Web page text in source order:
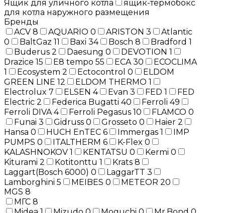
Ящик для уличного котла
ящик-термобокс
для котла наружного размещения
Бренды
ACV 8 AQUARIO 0 ARISTON 3
Atlantic
0
BaltGaz 11 Baxi 34 Bosch 8 Bradford 1
Buderus 2 Daesung 0 DEVOTION 1
Drazice 15 E8 tempo 55 ECA 30
ECOCLIMA
1
Ecosystem 2 Ectocontrol 0
ELDOM
GREEN LINE 12 ELDOM THERMO 1
Electrolux 7 ELSEN 4 Evan 3 FED 1
FED
Electric 2 Federica Bugatti 40 Ferroli 49
Ferroli DIVA 4 Ferroli Pegasus 10 FLAMCO 0
Funai 3 Gidruss 0 Grosseto 0 Haier 2
Hansa 0 HUCH EnTEC 6 Immergas 1
IMP
PUMPS 0 ITALTHERM 6 K-Flex 0
KALASHNOKOV 1 KENTATSU 0 Kermi 0
Kiturami 2 Kotitonttu 1 Krats 8
Laggart(Bosch 6000) 0 LaggarTT 3
Lamborghini 5 MEIBES 0 METEOR 20
MGS 8
МГС 8